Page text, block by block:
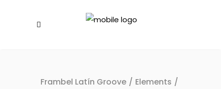
Frambel Latín Groove / Elements /